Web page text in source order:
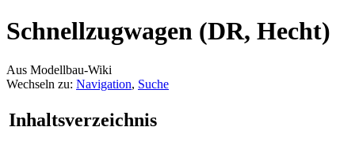
Schnellzugwagen (DR, Hecht)
Aus Modellbau-Wiki
Wechseln zu: Navigation, Suche
Inhaltsverzeichnis